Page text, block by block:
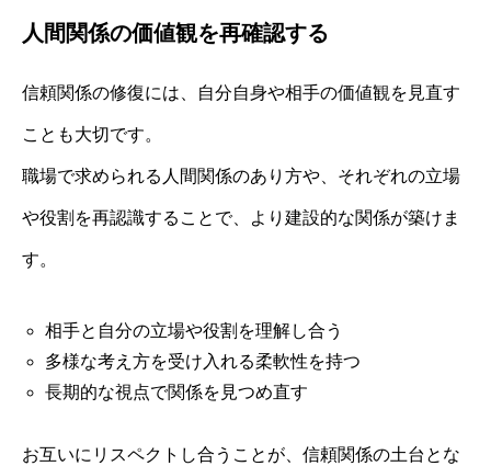
人間関係の価値観を再確認する
信頼関係の修復には、自分自身や相手の価値観を見直す
ことも大切です。
職場で求められる人間関係のあり方や、それぞれの立場
や役割を再認識することで、より建設的な関係が築けま
す。
相手と自分の立場や役割を理解し合う
多様な考え方を受け入れる柔軟性を持つ
長期的な視点で関係を見つめ直す
お互いにリスペクトし合うことが、信頼関係の土台とな